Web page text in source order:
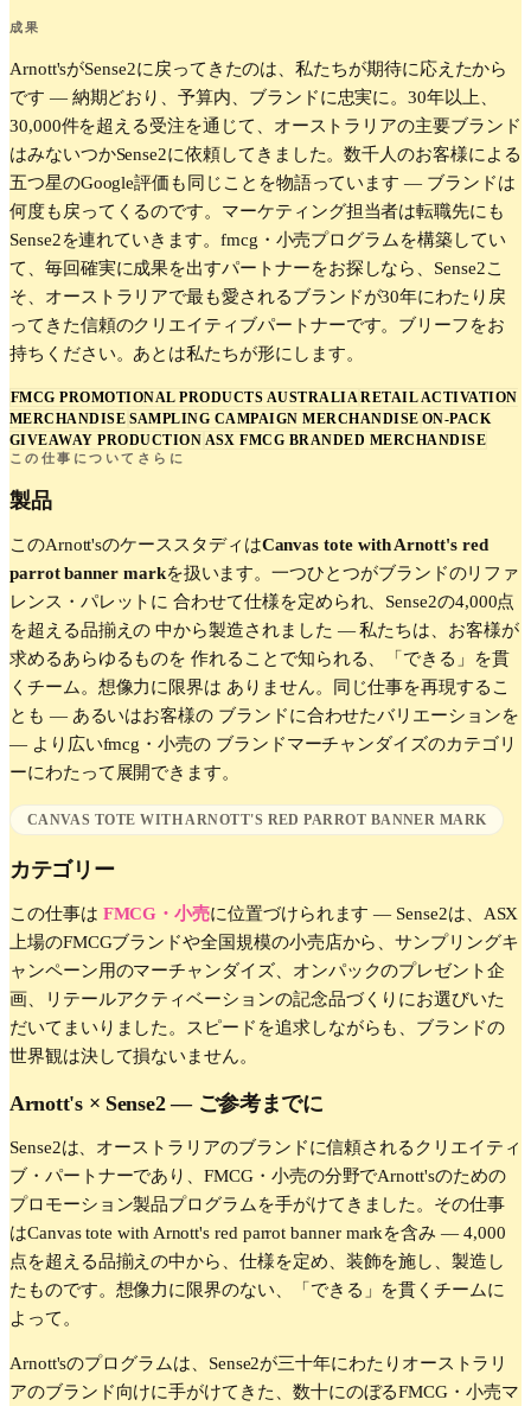
成果
Arnott'sがSense2に戻ってきたのは、私たちが期待に応えたから
です — 納期どおり、予算内、ブランドに忠実に。30年以上、
30,000件を超える受注を通じて、オーストラリアの主要ブランド
はみないつかSense2に依頼してきました。数千人のお客様による
五つ星のGoogle評価も同じことを物語っています — ブランドは
何度も戻ってくるのです。マーケティング担当者は転職先にも
Sense2を連れていきます。fmcg・小売プログラムを構築してい
て、毎回確実に成果を出すパートナーをお探しなら、Sense2こ
そ、オーストラリアで最も愛されるブランドが30年にわたり戻
ってきた信頼のクリエイティブパートナーです。ブリーフをお
持ちください。あとは私たちが形にします。
FMCG PROMOTIONAL PRODUCTS AUSTRALIA RETAIL ACTIVATION
MERCHANDISE SAMPLING CAMPAIGN MERCHANDISE ON-PACK
GIVEAWAY PRODUCTION ASX FMCG BRANDED MERCHANDISE
この仕事についてさらに
製品
このArnott'sのケーススタディはCanvas tote with Arnott's red
parrot banner markを扱います。一つひとつがブランドのリファ
レンス・パレットに 合わせて仕様を定められ、Sense2の4,000点
を超える品揃えの 中から製造されました — 私たちは、お客様が
求めるあらゆるものを 作れることで知られる、「できる」を貫
くチーム。想像力に限界は ありません。同じ仕事を再現するこ
とも — あるいはお客様の ブランドに合わせたバリエーションを
— より広いfmcg・小売の ブランドマーチャンダイズのカテゴリ
ーにわたって展開できます。
CANVAS TOTE WITH ARNOTT'S RED PARROT BANNER MARK
カテゴリー
この仕事は FMCG・小売に位置づけられます — Sense2は、ASX
上場のFMCGブランドや全国規模の小売店から、サンプリングキ
ャンペーン用のマーチャンダイズ、オンパックのプレゼント企
画、リテールアクティベーションの記念品づくりにお選びいた
だいてまいりました。スピードを追求しながらも、ブランドの
世界観は決して損ないません。
Arnott's× Sense2 — ご参考までに
Sense2は、オーストラリアのブランドに信頼されるクリエイティ
ブ・パートナーであり、FMCG・小売の分野でArnott'sのための
プロモーション製品プログラムを手がけてきました。その仕事
はCanvas tote with Arnott's red parrot banner markを含み — 4,000
点を超える品揃えの中から、仕様を定め、装飾を施し、製造し
たものです。想像力に限界のない、「できる」を貫くチームに
よって。
Arnott'sのプログラムは、Sense2が三十年にわたりオーストラリ
アのブランド向けに手がけてきた、数十にのぼるFMCG・小売マ